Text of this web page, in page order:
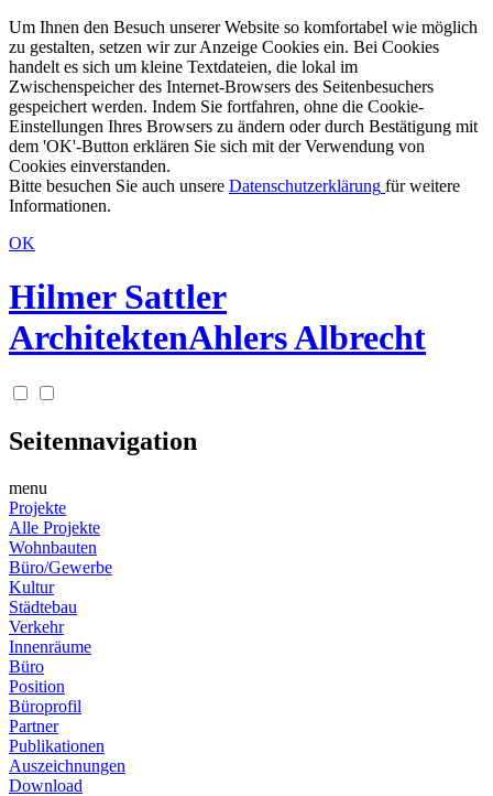
Um Ihnen den Besuch unserer Website so komfortabel wie möglich
zu gestalten, setzen wir zur Anzeige Cookies ein. Bei Cookies
handelt es sich um kleine Textdateien, die lokal im
Zwischenspeicher des Internet-Browsers des Seitenbesuchers
gespeichert werden. Indem Sie fortfahren, ohne die Cookie-
Einstellungen Ihres Browsers zu ändern oder durch Bestätigung mit
dem 'OK'-Button erklären Sie sich mit der Verwendung von
Cookies einverstanden.
Bitte besuchen Sie auch unsere Datenschutzerklärung für weitere
Informationen.
OK
Hilmer Sattler
ArchitektenAhlers Albrecht
Seitennavigation
menu
Projekte
Alle Projekte
Wohnbauten
Büro/Gewerbe
Kultur
Städtebau
Verkehr
Innenräume
Büro
Position
Büroprofil
Partner
Publikationen
Auszeichnungen
Download